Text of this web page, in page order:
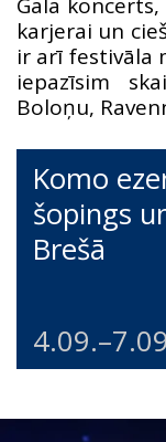
karjerai un
ir arī festivāla
iepazīsim
Boloņu,
Komo
šopings
Brešā
4.09.–